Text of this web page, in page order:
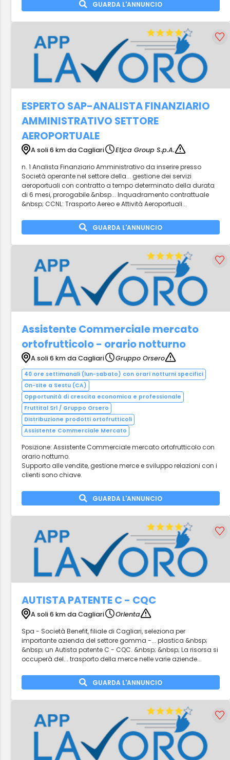
GUARDA L'ANNUNCIO
ESPERTO SAP-ANALISTA FINANZIARIO
AMMINISTRATIVO SETTORE
AEROPORTUALE
A soli 6 km da Cagliari
Etjca Group S.p.A.
n. 1 Analista Finanziario Amministrativo da inserire presso
Società operante nel settore della... gestione dei servizi
aeroportuali con contratto a tempo determinato della durata
di 6 mesi, prorogabile.&nbsp... Inquadramento contrattuale
&nbsp; CCNL: Trasporto Aereo e Attività Aeroportuali...
GUARDA L'ANNUNCIO
Assistente Commerciale mercato
ortofrutticolo - orario notturno
A soli 6 km da Cagliari Gruppo Orsero
40 ore settimanali (lun-sabato) con orari notturni specifici
On-site a Sestu (CA)
Opportunità di crescita economica e professionale
Fruttital Srl / Gruppo Orsero
Distribuzione prodotti ortofrutticoli
Assistente Commerciale Mercato
Posizione: Assistente Commerciale mercato ortofrutticolo con
orario notturno.
Supporto alle vendite, gestione merce e sviluppo relazioni con i
clienti sono chiave.
GUARDA L'ANNUNCIO
AUTISTA PATENTE C - CQC
A soli 6 km da Cagliari
Orienta
Spa - Società Benefit, filiale di Cagliari, seleziona per
importante azienda del settore gomma -... plastica &nbsp;
&nbsp; un Autista patente C - CQC. &nbsp; &nbsp; La risorsa si
occuperà del... trasporto della merce nelle varie aziende...
GUARDA L'ANNUNCIO